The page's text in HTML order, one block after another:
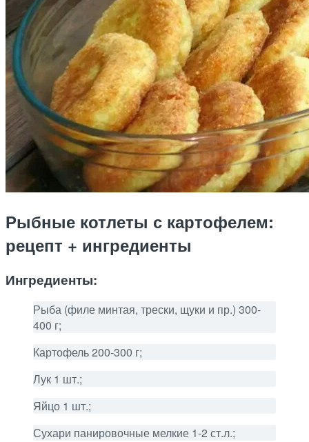
Рыбные котлеты с картофелем:
рецепт + ингредиенты
Ингредиенты:
Рыба (филе минтая, трески, щуки и пр.) 300-
400 г;
Картофель 200-300 г;
Лук 1 шт.;
Яйцо 1 шт.;
Сухари панировочные мелкие 1-2 ст.л.;